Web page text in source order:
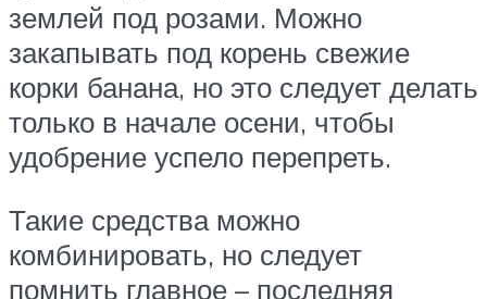
землей под розами. Можно
закапывать под корень свежие
корки банана, но это следует делать
только в начале осени, чтобы
удобрение успело перепреть.
Такие средства можно
комбинировать, но следует
помнить главное – последняя